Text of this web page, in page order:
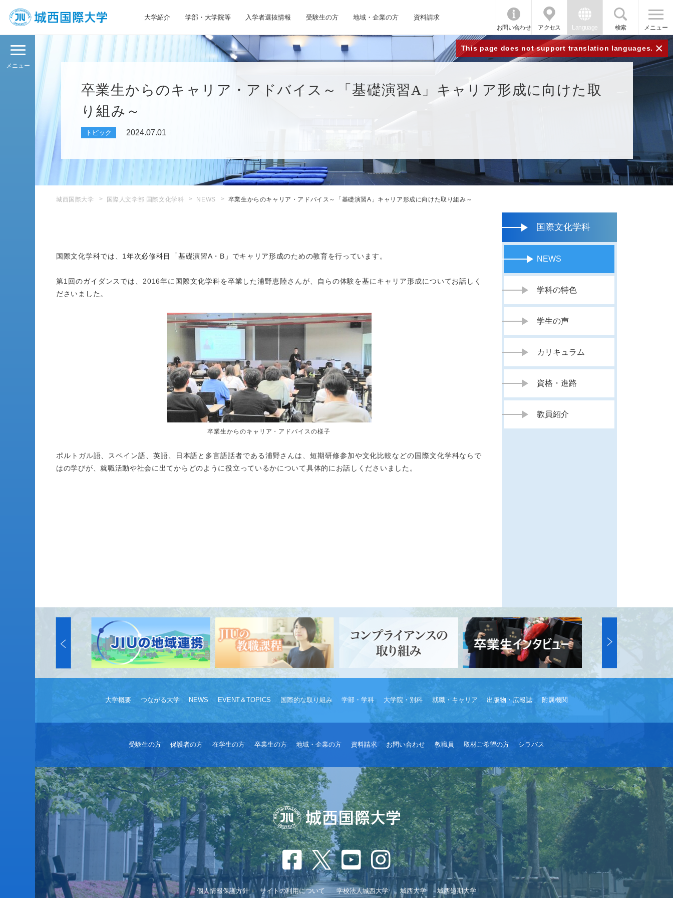
大学紹介 学部・大学院等 入学者選抜情報 受験生の方 地域・企業の方 資料請求
お問い合わせ アクセス Language 検索 メニュー
This page does not support translation languages. ×
メニュー
卒業生からのキャリア・アドバイス～「基礎演習A」キャリア形成に向けた取
り組み～
トピック 2024.07.01
城西国際大学 国際人文学部 国際文化学科 NEWS 卒業生からのキャリア・アドバイス～「基礎演習A」キャリア形成に向けた取り組み～
国際文化学科では、1年次必修科目「基礎演習A・B」でキャリア形成のための教育を行っています。
第1回のガイダンスでは、2016年に国際文化学科を卒業した浦野恵陸さんが、自らの体験を基にキャリア形成についてお話しく
ださいました。
卒業生からのキャリア・アドバイスの様子
ポルトガル語、スペイン語、英語、日本語と多言語話者である浦野さんは、短期研修参加や文化比較などの国際文化学科ならで
はの学びが、就職活動や社会に出てからどのように役立っているかについて具体的にお話しくださいました。
国際文化学科
NEWS
学科の特色
学生の声
カリキュラム
資格・進路
教員紹介
大学概要 つながる大学 NEWS EVENT＆TOPICS 国際的な取り組み 学部・学科 大学院・別科 就職・キャリア 出版物・広報誌 附属機関
受験生の方 保護者の方 在学生の方 卒業生の方 地域・企業の方 資料請求 お問い合わせ 教職員 取材ご希望の方 シラバス
個人情報保護方針 サイトの利用について 学校法人城西大学 城西大学 城西短期大学